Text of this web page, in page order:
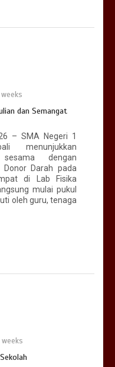
dan Semangat
– SMA Negeri 1
menunjukkan
dengan
Donor Darah pada
di Lab Fisika
mulai pukul
oleh guru, tenaga